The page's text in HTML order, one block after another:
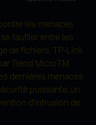
les menaces
faufiler entre les
de fichiers. TP-Link
Trend MicroTM,
dernières menaces
puissante, un
d'intrusion de